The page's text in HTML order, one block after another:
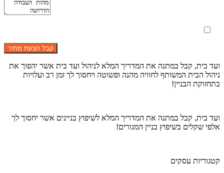
ועד בית, קבל במתנה את המדריך המלא לניהול ועד בית אשר יהפוך את
ניהול הבית המשותף לחוויה מהנה ופשוטה ויחסוך לך זמן רב ועלויות
בתחזוקת הבניין!
ועד בית, קבל במתנה את המדריך המלא לשיפוץ בניינים אשר יחסוך לך
אלפי שקלים בשיפוץ בניין המגורים!
קטגוריות עסקים